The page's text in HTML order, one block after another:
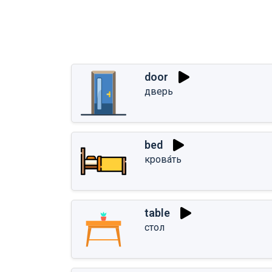
door
дверь
bed
крова́ть
table
стол